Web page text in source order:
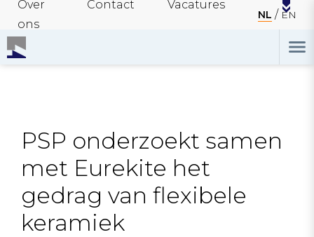
Over
ons
Contact Vacatures
NL EN
PSP onderzoekt samen
met Eurekite het
gedrag van flexibele
keramiek